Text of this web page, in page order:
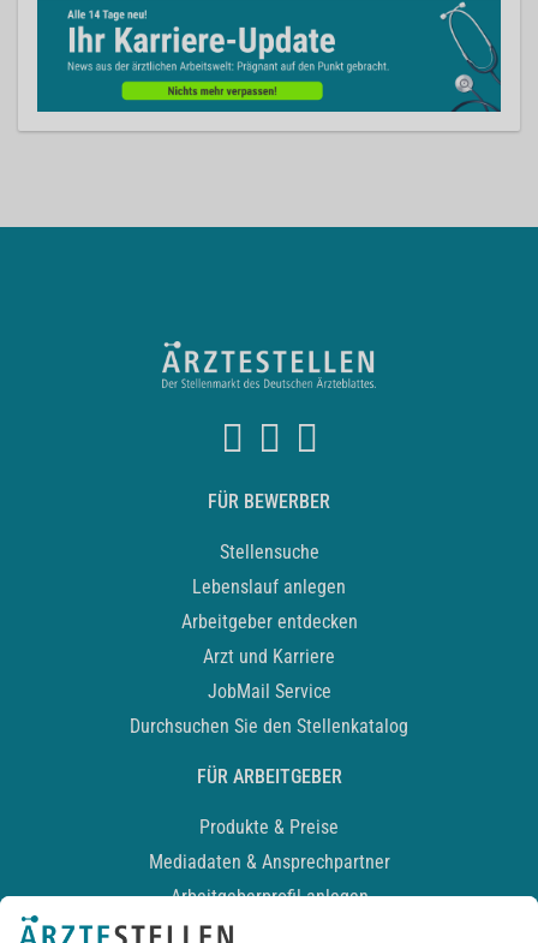
FÜR BEWERBER
Stellensuche
Lebenslauf anlegen
Arbeitgeber entdecken
Arzt und Karriere
JobMail Service
Durchsuchen Sie den Stellenkatalog
FÜR ARBEITGEBER
Produkte & Preise
Mediadaten & Ansprechpartner
Arbeitgeberprofil anlegen
Recruiting-Podcast